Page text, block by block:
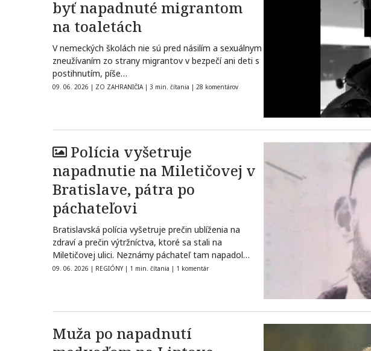
byť napadnuté migrantom
na toaletách
V nemeckých školách nie sú pred násilím a sexuálnym
zneužívaním zo strany migrantov v bezpečí ani deti s
postihnutím, píše…
09. 06. 2026 | ZO ZAHRANIČIA | 3 min. čítania | 28 komentárov
Polícia vyšetruje
napadnutie na Miletičovej v
Bratislave, pátra po
páchateľovi
Bratislavská polícia vyšetruje prečin ublíženia na
zdraví a prečin výtržníctva, ktoré sa stali na
Miletičovej ulici. Neznámy páchateľ tam napadol…
09. 06. 2026 | REGIÓNY | 1 min. čítania | 1 komentár
Muža po napadnutí